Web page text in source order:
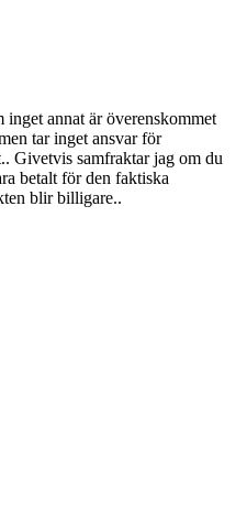
annat är överenskommet
tar inget ansvar för
Givetvis samfraktar jag om du
betalt för den faktiska
blir billigare..